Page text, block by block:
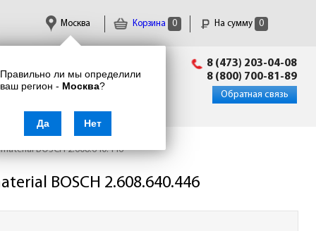
Корзина 0 На сумму 0
Правильно ли мы определили
ваш регион - Москва?
Да Нет
Москва
info@enkor24.ru
8 (473) 203-04-08
8 (800) 700-81-89
Обратная связь
BOSCH 2.608.640.446
BOSCH 2.608.640.446